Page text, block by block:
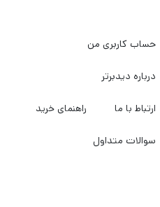
آب، ضد شوک و ضد
در محیط هایی
حساب کاربری من
درباره دیدبرتر
ارتباط با ما راهنمای خرید
سوالات متداول